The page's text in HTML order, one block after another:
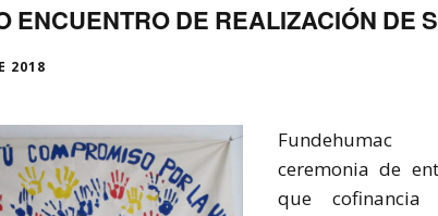
ENCUENTRO DE REALIZACIÓN DE
2018
ceremonia de
que cofinancia